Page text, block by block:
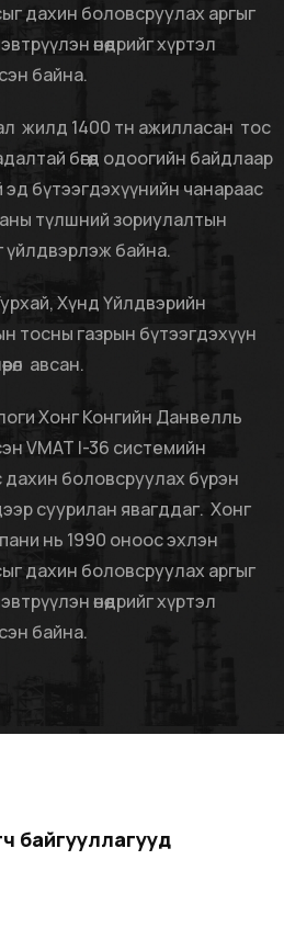
дахин боловсруулах аргыг
өнөөдрийг хүртэл
байна.
жилд 1400 тн ажилласан тос
бөгөөд одоогийн байдлаар
эд бүтээгдэхүүнийн чанараас
түлшний зориулалтын
үйлдвэрлэж байна.
Хүнд Үйлдвэрийн
тосны газрын бүтээгдэхүүн
авсан.
Хонг Конгийн Данвелль
VMAT I-36 системийн
дахин боловсруулах бүрэн
дээр суурилан явагддаг. Хонг
нь 1990 оноос эхлэн
дахин боловсруулах аргыг
өнөөдрийг хүртэл
байна.
байгууллагууд